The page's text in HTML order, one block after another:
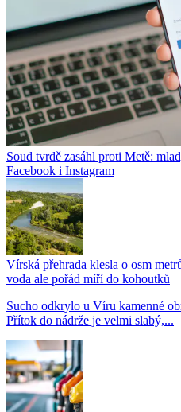
Soud tvrdě zasáhl proti Metě:
Facebook i Instagram
Vírská přehrada klesla o osm
voda ale pořád míří do kohoutků
Sucho odkrylo u Víru kamenné
Přítok do nádrže je velmi slabý,...